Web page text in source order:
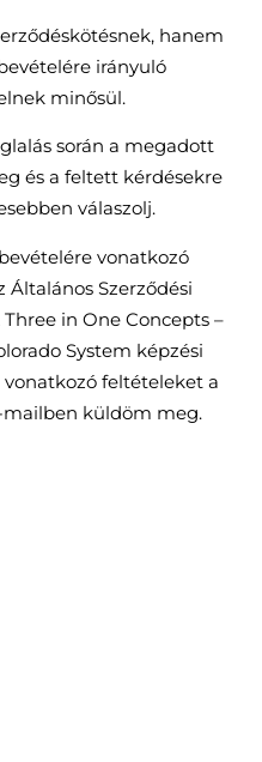
hanem
irányuló
minősül.
során a megadott
és a feltett kérdésekre
válaszolj.
vonatkozó
Általános Szerződési
in One Concepts –
System képzési
feltételeket a
küldöm meg.